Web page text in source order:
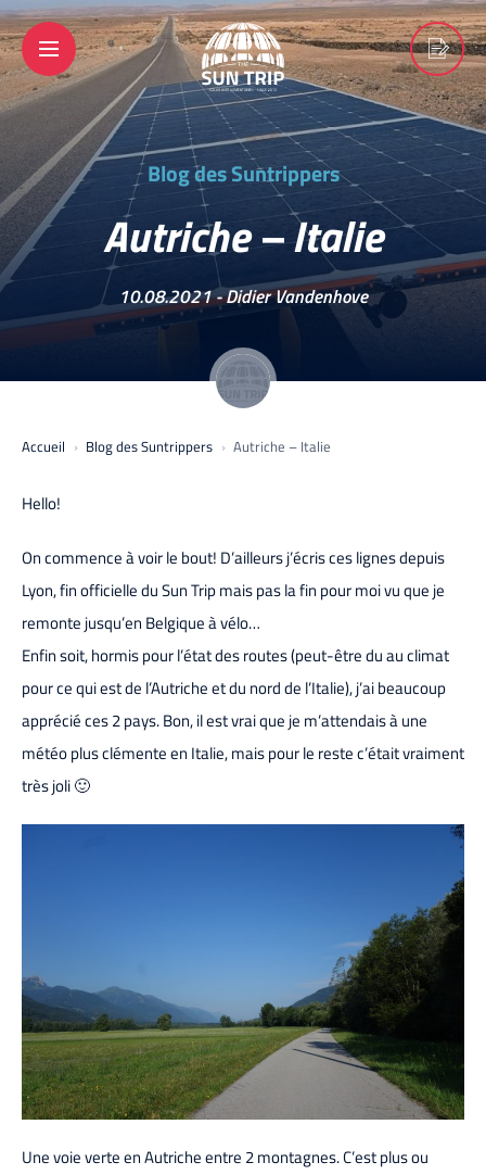
Blog des Suntrippers
Autriche – Italie
10.08.2021 -Didier Vandenhove
Accueil Blog des Suntrippers Autriche – Italie
Hello!
On commence à voir le bout! D’ailleurs j’écris ces lignes depuis
Lyon, fin officielle du Sun Trip mais pas la fin pour moi vu que je
remonte jusqu’en Belgique à vélo…
Enfin soit, hormis pour l’état des routes (peut-être du au climat
pour ce qui est de l’Autriche et du nord de l’Italie), j’ai beaucoup
apprécié ces 2 pays. Bon, il est vrai que je m’attendais à une
météo plus clémente en Italie, mais pour le reste c’était vraiment
très joli 🙂
Une voie verte en Autriche entre 2 montagnes. C’est plus ou